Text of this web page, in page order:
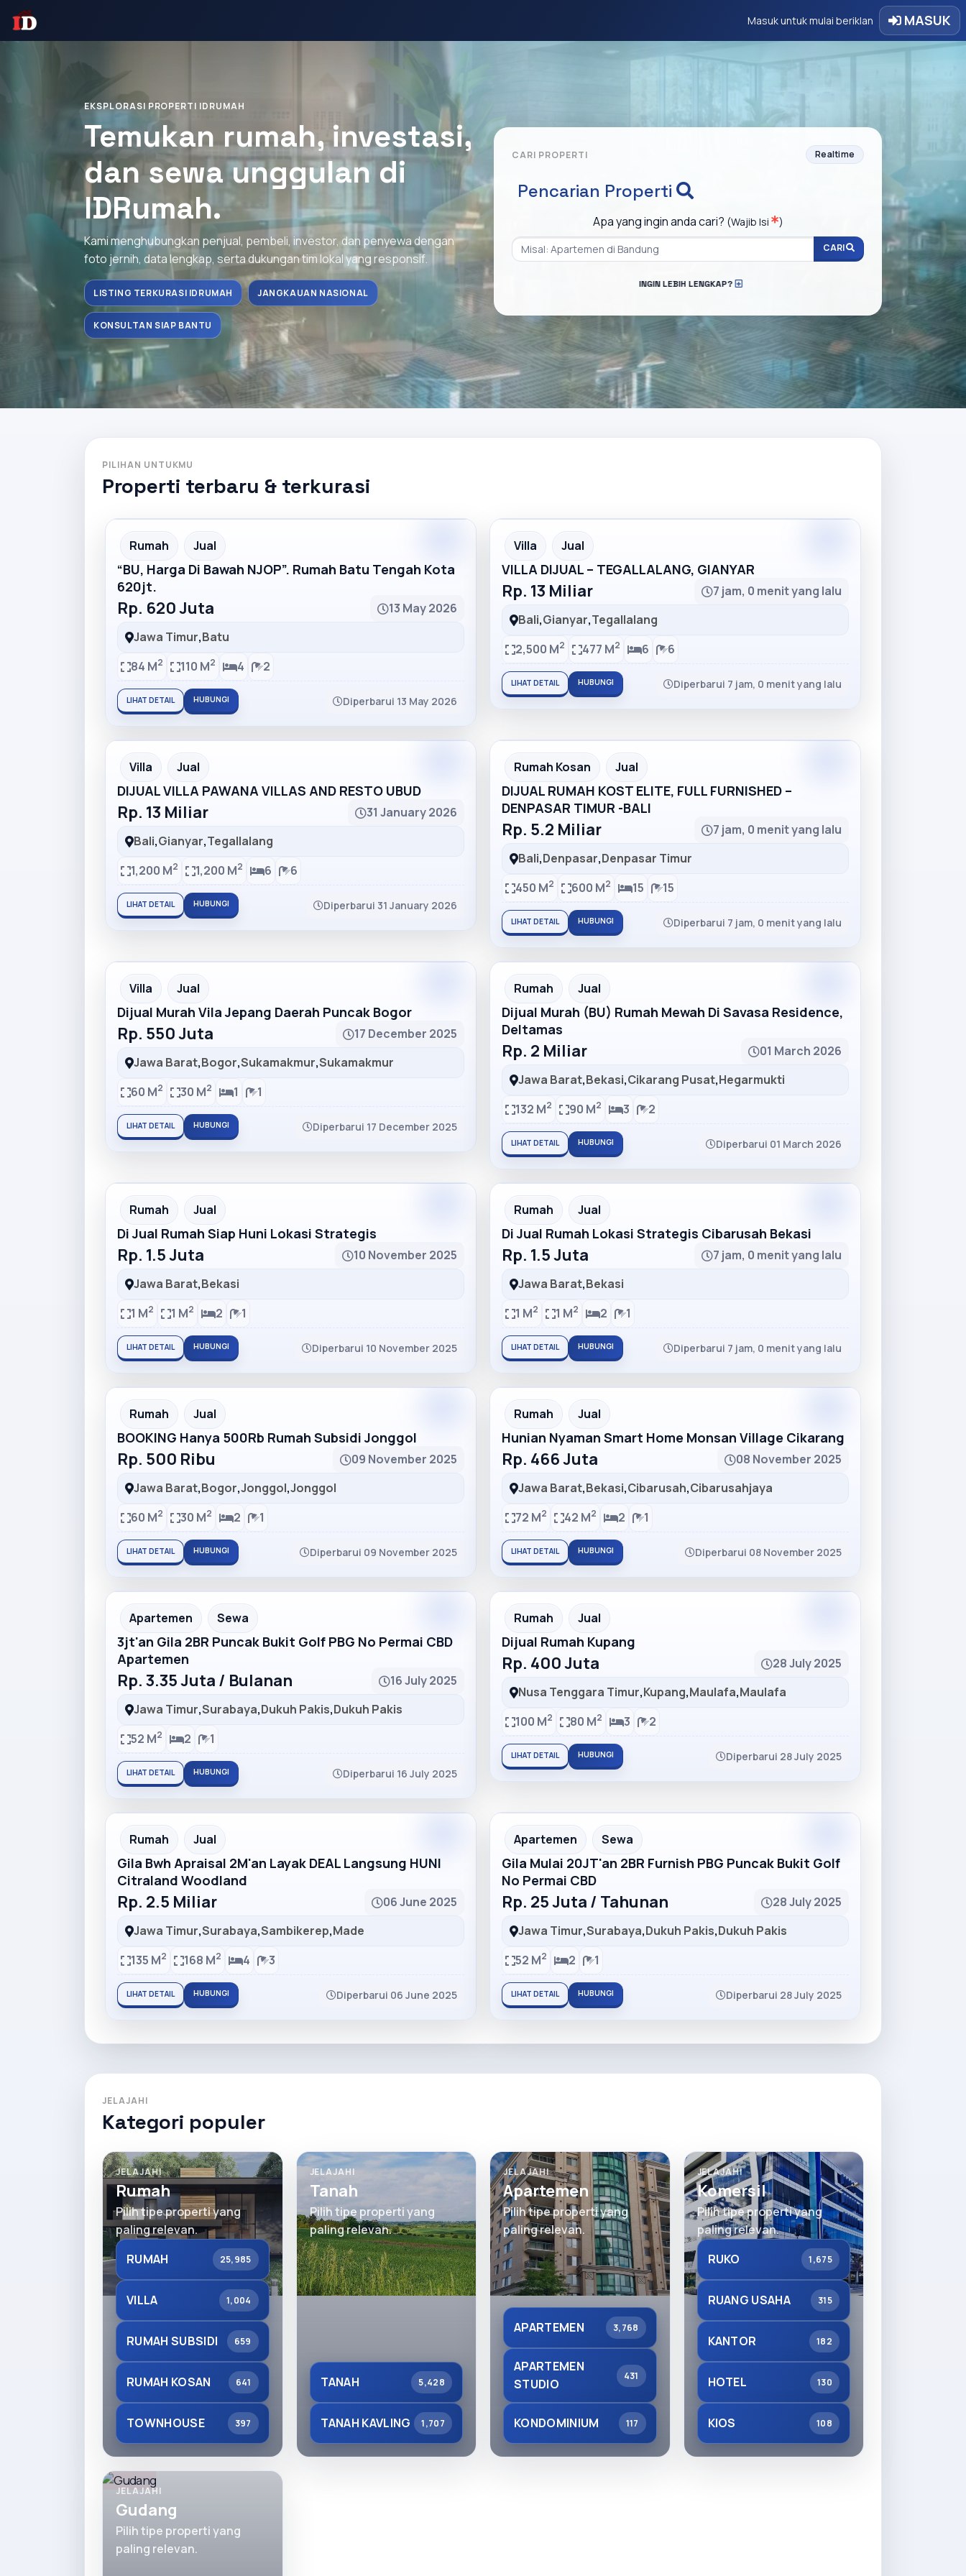
Masuk untuk mulai beriklan MASUK
EKSPLORASI PROPERTI IDRUMAH
Temukan rumah, investasi,
dan sewa unggulan di
IDRumah.
Kami menghubungkan penjual, pembeli, investor, dan penyewa dengan
foto jernih, data lengkap, serta dukungan tim lokal yang responsif.
LISTING TERKURASI IDRUMAH JANGKAUAN NASIONAL
KONSULTAN SIAP BANTU
CARI PROPERTI Realtime
Pencarian Properti
Apa yang ingin anda cari? (Wajib Isi )
CARI
INGIN LEBIH LENGKAP?
PILIHAN UNTUKMU
Properti terbaru & terkurasi
Partner Ad
Rumah Jual
“BU, Harga Di Bawah NJOP”. Rumah Batu Tengah Kota
620jt.
Rp. 620 Juta
13 May 2026
Jawa Timur,Batu
84 M2 110 M2 4 2
LIHAT DETAIL HUBUNGI Diperbarui 13 May 2026
Partner Ad
Villa Jual
VILLA DIJUAL – TEGALLALANG, GIANYAR
Rp. 13 Miliar
7 jam, 0 menit yang lalu
Bali,Gianyar,Tegallalang
2,500 M2 477 M2 6 6
LIHAT DETAIL HUBUNGI Diperbarui 7 jam, 0 menit yang lalu
Partner Ad
Villa Jual
DIJUAL VILLA PAWANA VILLAS AND RESTO UBUD
Rp. 13 Miliar
31 January 2026
Bali,Gianyar,Tegallalang
1,200 M2 1,200 M2 6 6
LIHAT DETAIL HUBUNGI Diperbarui 31 January 2026
Partner Ad
Rumah Kosan Jual
DIJUAL RUMAH KOST ELITE, FULL FURNISHED –
DENPASAR TIMUR -BALI
Rp. 5.2 Miliar
7 jam, 0 menit yang lalu
Bali,Denpasar,Denpasar Timur
450 M2 600 M2 15 15
LIHAT DETAIL HUBUNGI Diperbarui 7 jam, 0 menit yang lalu
Partner Ad
Villa Jual
Dijual Murah Vila Jepang Daerah Puncak Bogor
Rp. 550 Juta
17 December 2025
Jawa Barat,Bogor,Sukamakmur,Sukamakmur
60 M2 30 M2 1 1
LIHAT DETAIL HUBUNGI Diperbarui 17 December 2025
Partner Ad
Rumah Jual
Dijual Murah (BU) Rumah Mewah Di Savasa Residence,
Deltamas
Rp. 2 Miliar
01 March 2026
Jawa Barat,Bekasi,Cikarang Pusat,Hegarmukti
132 M2 90 M2 3 2
LIHAT DETAIL HUBUNGI Diperbarui 01 March 2026
Partner Ad
Rumah Jual
Di Jual Rumah Siap Huni Lokasi Strategis
Rp. 1.5 Juta
10 November 2025
Jawa Barat,Bekasi
1 M2 1 M2 2 1
LIHAT DETAIL HUBUNGI Diperbarui 10 November 2025
Partner Ad
Rumah Jual
Di Jual Rumah Lokasi Strategis Cibarusah Bekasi
Rp. 1.5 Juta
7 jam, 0 menit yang lalu
Jawa Barat,Bekasi
1 M2 1 M2 2 1
LIHAT DETAIL HUBUNGI Diperbarui 7 jam, 0 menit yang lalu
Partner Ad
Rumah Jual
BOOKING Hanya 500Rb Rumah Subsidi Jonggol
Rp. 500 Ribu
09 November 2025
Jawa Barat,Bogor,Jonggol,Jonggol
60 M2 30 M2 2 1
LIHAT DETAIL HUBUNGI Diperbarui 09 November 2025
Partner Ad
Rumah Jual
Hunian Nyaman Smart Home Monsan Village Cikarang
Rp. 466 Juta
08 November 2025
Jawa Barat,Bekasi,Cibarusah,Cibarusahjaya
72 M2 42 M2 2 1
LIHAT DETAIL HUBUNGI Diperbarui 08 November 2025
Partner Ad
Apartemen Sewa
3jt'an Gila 2BR Puncak Bukit Golf PBG No Permai CBD
Apartemen
Rp. 3.35 Juta / Bulanan
16 July 2025
Jawa Timur,Surabaya,Dukuh Pakis,Dukuh Pakis
52 M2 2 1
LIHAT DETAIL HUBUNGI Diperbarui 16 July 2025
Partner Ad
Rumah Jual
Dijual Rumah Kupang
Rp. 400 Juta
28 July 2025
Nusa Tenggara Timur,Kupang,Maulafa,Maulafa
100 M2 80 M2 3 2
LIHAT DETAIL HUBUNGI Diperbarui 28 July 2025
Partner Ad
Rumah Jual
Gila Bwh Apraisal 2M'an Layak DEAL Langsung HUNI
Citraland Woodland
Rp. 2.5 Miliar
06 June 2025
Jawa Timur,Surabaya,Sambikerep,Made
135 M2 168 M2 4 3
LIHAT DETAIL HUBUNGI Diperbarui 06 June 2025
Partner Ad
Apartemen Sewa
Gila Mulai 20JT'an 2BR Furnish PBG Puncak Bukit Golf
No Permai CBD
Rp. 25 Juta / Tahunan
28 July 2025
Jawa Timur,Surabaya,Dukuh Pakis,Dukuh Pakis
52 M2 2 1
LIHAT DETAIL HUBUNGI Diperbarui 28 July 2025
JELAJAHI
Kategori populer
JELAJAHI
Rumah
Pilih tipe properti yang
paling relevan.
RUMAH
25,985
VILLA 1,004
RUMAH SUBSIDI 659
RUMAH KOSAN 641
TOWNHOUSE 397
JELAJAHI
Tanah
Pilih tipe properti yang
paling relevan.
TANAH 5,428
TANAH KAVLING 1,707
JELAJAHI
Apartemen
Pilih tipe properti yang
paling relevan.
APARTEMEN 3,768
APARTEMEN
STUDIO
431
KONDOMINIUM 117
JELAJAHI
Komersil
Pilih tipe properti yang
paling relevan.
RUKO
1,675
RUANG USAHA 315
KANTOR 182
HOTEL 130
KIOS 108
JELAJAHI
Gudang
Pilih tipe properti yang
paling relevan.